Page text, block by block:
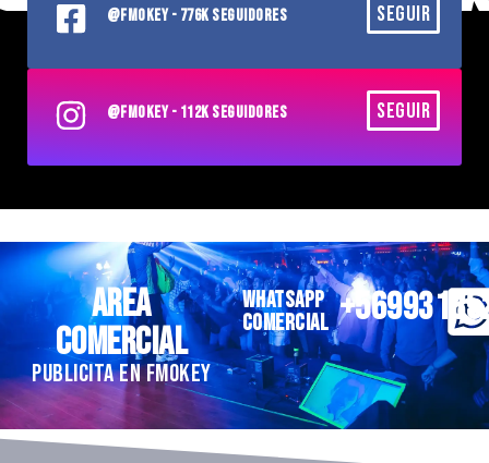
SEGUIR
@FMOKEY - 776K SEGUIDORES
SEGUIR
@FMOKEY - 112K SEGUIDORES
AREA
COMERCIAL
PUBLICITA EN FMOKEY
WHATSAPP
COMERCIAL